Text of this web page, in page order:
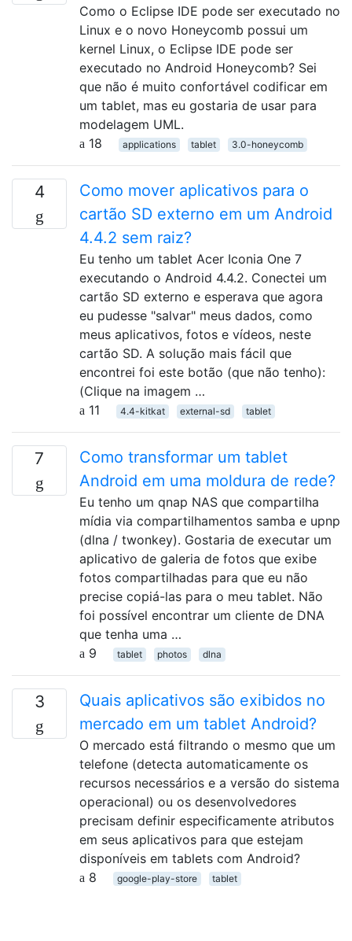
Como o Eclipse IDE pode ser executado no
Linux e o novo Honeycomb possui um
kernel Linux, o Eclipse IDE pode ser
executado no Android Honeycomb? Sei
que não é muito confortável codificar em
um tablet, mas eu gostaria de usar para
modelagem UML.
18
applications tablet 3.0-honeycomb
4
Como mover aplicativos para o
cartão SD externo em um Android
4.4.2 sem raiz?
Eu tenho um tablet Acer Iconia One 7
executando o Android 4.4.2. Conectei um
cartão SD externo e esperava que agora
eu pudesse "salvar" meus dados, como
meus aplicativos, fotos e vídeos, neste
cartão SD. A solução mais fácil que
encontrei foi este botão (que não tenho):
(Clique na imagem …
11
4.4-kitkat external-sd tablet
7
Como transformar um tablet
Android em uma moldura de rede?
Eu tenho um qnap NAS que compartilha
mídia via compartilhamentos samba e upnp
(dlna / twonkey). Gostaria de executar um
aplicativo de galeria de fotos que exibe
fotos compartilhadas para que eu não
precise copiá-las para o meu tablet. Não
foi possível encontrar um cliente de DNA
que tenha uma …
9
tablet photos dlna
3
Quais aplicativos são exibidos no
mercado em um tablet Android?
O mercado está filtrando o mesmo que um
telefone (detecta automaticamente os
recursos necessários e a versão do sistema
operacional) ou os desenvolvedores
precisam definir especificamente atributos
em seus aplicativos para que estejam
disponíveis em tablets com Android?
8
google-play-store tablet